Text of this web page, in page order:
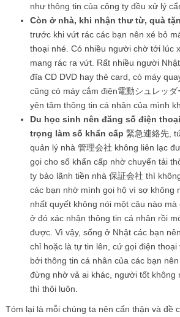
như thông tin của công ty đều xử lý
Còn ở nhà, khi nhận thư từ, quà
trước khi vứt rác các bạn nên xé bỏ
thoại nhé. Có nhiều người chờ tới lúc
mang rác ra vứt. Rất nhiều người
đĩa CD DVD hay thẻ card, có máy
cũng có máy cắm điện電動シュレッ
yên tâm thông tin cá nhân của mình
Du học sinh nên đăng số điện
trọng làm số khẩn cấp 緊急連絡先,
quản lý nhà 管理会社 không liên lạc
gọi cho số khẩn cấp nhờ chuyển tải
ty bảo lãnh tiền nhà 保証会社 thì
các bạn nhờ mình gọi hộ vì sợ không
nhất quyết không nói một câu nào
ở đó xác nhận thông tin cá nhân rồi
được. Vì vậy, sống ở Nhật các bạn
chỉ hoặc là tự tin lên, cứ gọi điện thoại
bởi thông tin cá nhân của các bạn
đừng nhờ vả ai khác, người tốt không
thì thôi luôn.
Tóm lại là mỗi chúng ta nên cẩn thận và đề